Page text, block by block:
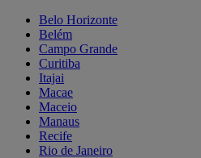
Belo Horizonte
Belém
Campo Grande
Curitiba
Itajai
Macae
Maceio
Manaus
Recife
Rio de Janeiro